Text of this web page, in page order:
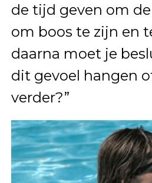
de tijd geven om
om boos te zijn en
daarna moet je
dit gevoel hangen
verder?”